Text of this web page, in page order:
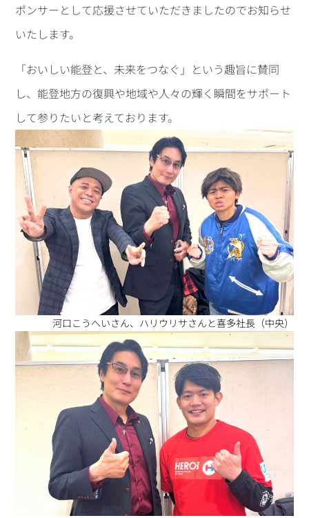
ポンサーとして応援させていただきましたのでお知らせ
いたします。
「おいしい能登と、未来をつなぐ」という趣旨に賛同
し、能登地方の復興や地域や人々の輝く瞬間をサポート
して参りたいと考えております。
河口こうへいさん、ハリウリサさんと喜多社長（中央）